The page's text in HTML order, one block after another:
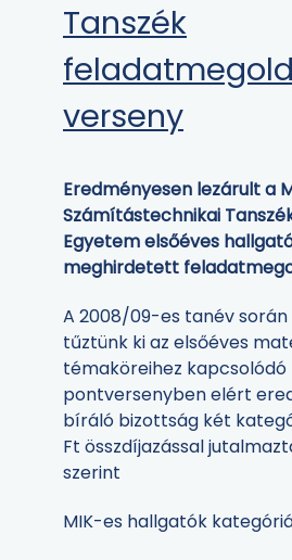
Tanszék
verseny
Eredményesen lezárult a
Számítástechnikai
Egyetem elsőéves
meghirdetett
A 2008/09-es tanév
tűztünk ki az elsőéves
témaköreihez
pontversenyben elért
bíráló bizottság két
Ft összdíjazással
szerint
MIK-es hallgatók